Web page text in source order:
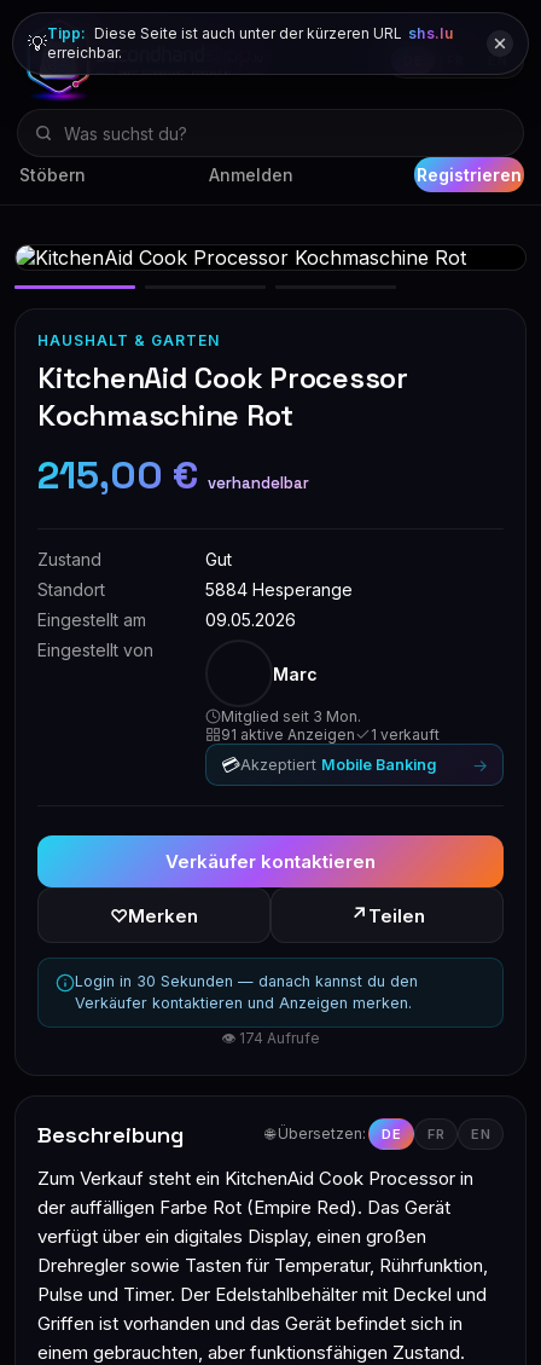
Stöbern Anmelden Registrieren
💡Tipp: Diese Seite ist auch unter der kürzeren URL shs.lu
erreichbar.
HAUSHALT & GARTEN
KitchenAid Cook Processor
Kochmaschine Rot
215,00 € verhandelbar
Zustand
Gut
Standort
5884 Hesperange
Eingestellt am
09.05.2026
Eingestellt von
Marc
Mitglied seit 3 Mon.
91 aktive Anzeigen
1 verkauft
💳Akzeptiert Mobile Banking →
Verkäufer kontaktieren
♡Merken ↗ Teilen
Login in 30 Sekunden — danach kannst du den
Verkäufer kontaktieren und Anzeigen merken.
👁 174 Aufrufe
Beschreibung 🌐 Übersetzen: DE FR EN
Zum Verkauf steht ein KitchenAid Cook Processor in
der auffälligen Farbe Rot (Empire Red). Das Gerät
verfügt über ein digitales Display, einen großen
Drehregler sowie Tasten für Temperatur, Rührfunktion,
Pulse und Timer. Der Edelstahlbehälter mit Deckel und
Griffen ist vorhanden und das Gerät befindet sich in
einem gebrauchten, aber funktionsfähigen Zustand.